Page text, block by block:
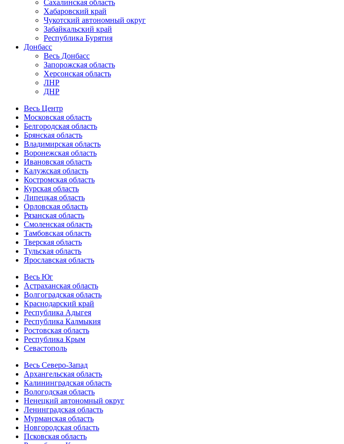
Сахалинская область
Хабаровский край
Чукотский автономный округ
Забайкальский край
Республика Бурятия
Донбасс
Весь Донбасс
Запорожская область
Херсонская область
ЛНР
ДНР
Весь Центр
Московская область
Белгородская область
Брянская область
Владимирская область
Воронежская область
Ивановская область
Калужская область
Костромская область
Курская область
Липецкая область
Орловская область
Рязанская область
Смоленская область
Тамбовская область
Тверская область
Тульская область
Ярославская область
Весь Юг
Астраханская область
Волгоградская область
Краснодарский край
Республика Адыгея
Республика Калмыкия
Ростовская область
Республика Крым
Севастополь
Весь Северо-Запад
Архангельская область
Калининградская область
Вологодская область
Ненецкий автономный округ
Ленинградская область
Мурманская область
Новгородская область
Псковская область